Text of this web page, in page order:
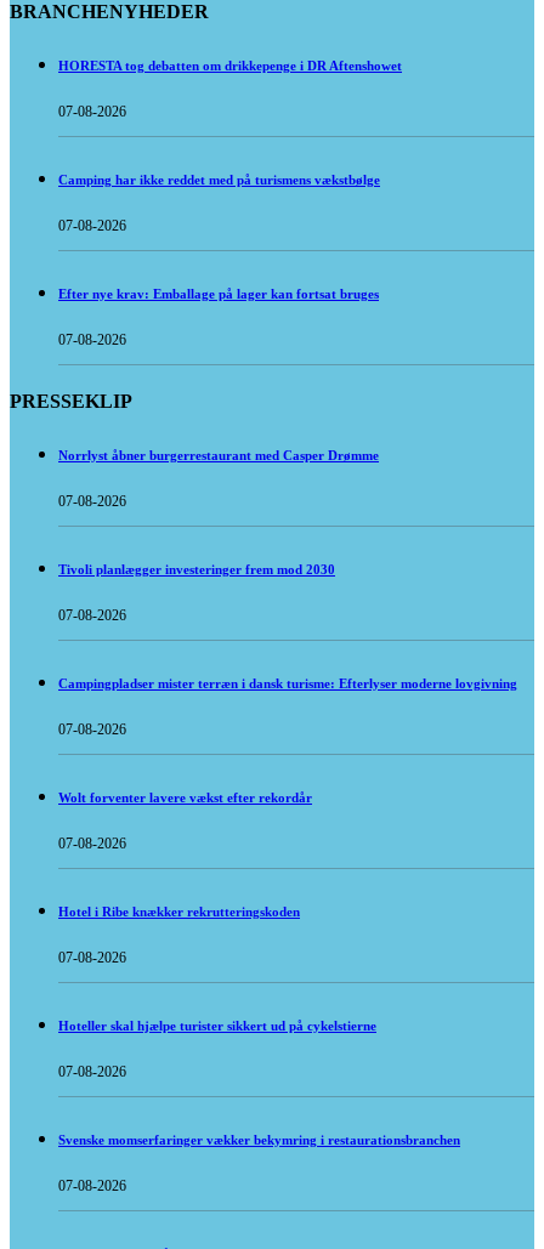
BRANCHENYHEDER
HORESTA tog debatten om drikkepenge i DR Aftenshowet
07-08-2026
Camping har ikke reddet med på turismens vækstbølge
07-08-2026
Efter nye krav: Emballage på lager kan fortsat bruges
07-08-2026
PRESSEKLIP
Norrlyst åbner burgerrestaurant med Casper Drømme
07-08-2026
Tivoli planlægger investeringer frem mod 2030
07-08-2026
Campingpladser mister terræn i dansk turisme: Efterlyser moderne lovgivning
07-08-2026
Wolt forventer lavere vækst efter rekordår
07-08-2026
Hotel i Ribe knækker rekrutteringskoden
07-08-2026
Hoteller skal hjælpe turister sikkert ud på cykelstierne
07-08-2026
Svenske momserfaringer vækker bekymring i restaurationsbranchen
07-08-2026